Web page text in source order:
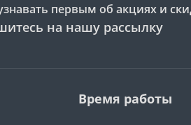
первым об акциях и
на нашу рассылку
Время работы